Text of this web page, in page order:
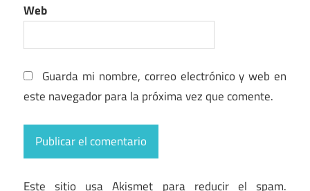
Web
Guarda mi nombre, correo electrónico y web en
este navegador para la próxima vez que comente.
Este sitio usa Akismet para reducir el spam.